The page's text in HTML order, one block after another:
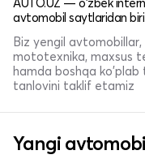
avtomobil saytlaridan biri
Biz yengil
mototexnika, maxsus
hamda boshqa
tanlovini taklif etamiz
Yangi